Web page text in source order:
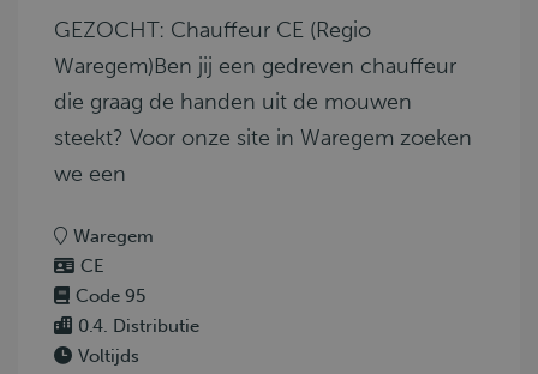
GEZOCHT: Chauffeur CE (Regio
Waregem)Ben jij een gedreven chauffeur
die graag de handen uit de mouwen
steekt? Voor onze site in Waregem zoeken
we een
Waregem
CE
Code 95
0.4. Distributie
Voltijds